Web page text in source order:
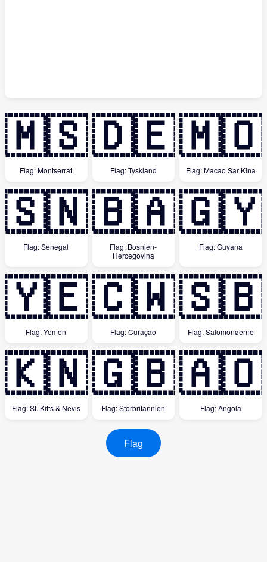
🇲🇸
Flag: Montserrat
🇩🇪
Flag: Tyskland
🇲🇴
Flag: Macao Sar Kina
🇸🇳
Flag: Senegal
🇧🇦
Flag: Bosnien-
Hercegovina
🇬🇾
Flag: Guyana
🇾🇪
Flag: Yemen
🇨🇼
Flag: Curaçao
🇸🇧
Flag: Salomonøerne
🇰🇳
Flag: St. Kitts & Nevis
🇬🇧
Flag: Storbritannien
🇦🇴
Flag: Angola
Flag